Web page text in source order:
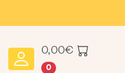
0,00€
0